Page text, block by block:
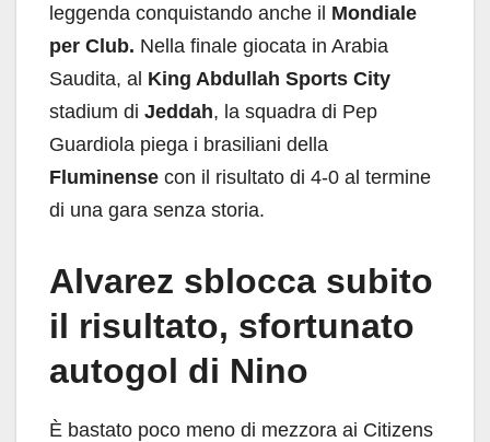
leggenda conquistando anche il Mondiale
per Club. Nella finale giocata in Arabia
Saudita, al King Abdullah Sports City
stadium di Jeddah, la squadra di Pep
Guardiola piega i brasiliani della
Fluminense con il risultato di 4-0 al termine
di una gara senza storia.
Alvarez sblocca subito
il risultato, sfortunato
autogol di Nino
È bastato poco meno di mezzora ai Citizens